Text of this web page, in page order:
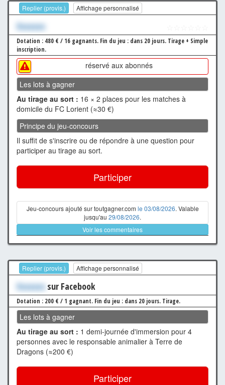
Replier (provis.) Affichage personnalisé
Xxxxxxx
Dotation : 480 € / 16 gagnants. Fin du jeu : dans 20 jours. Tirage + Simple
inscription.
réservé aux abonnés
Les lots à gagner
Au tirage au sort : 16 × 2 places pour les matches à
domicile du FC Lorient (≈30 €)
Principe du jeu-concours
Il suffit de s'inscrire ou de répondre à une question pour
participer au tirage au sort.
Participer
Jeu-concours ajouté sur toutgagner.com le 03/08/2026. Valable
jusqu'au 29/08/2026.
Voir les commentaires
Replier (provis.) Affichage personnalisé
Xxxxxxx sur Facebook
Dotation : 200 € / 1 gagnant. Fin du jeu : dans 20 jours. Tirage.
Les lots à gagner
Au tirage au sort : 1 demi-journée d'immersion pour 4
personnes avec le responsable animalier à Terre de
Dragons (≈200 €)
Participer